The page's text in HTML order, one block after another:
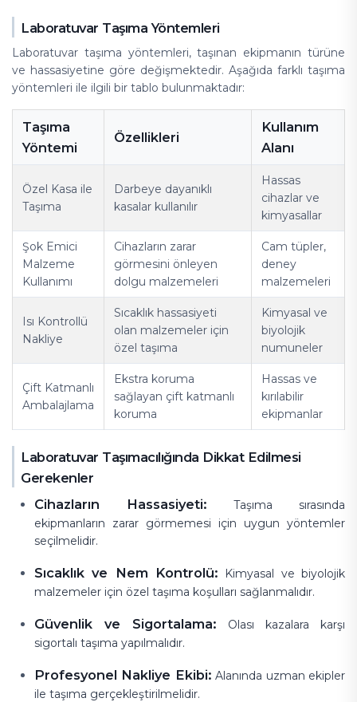
Laboratuvar Taşıma Yöntemleri
Laboratuvar taşıma yöntemleri, taşınan ekipmanın türüne
ve hassasiyetine göre değişmektedir. Aşağıda farklı taşıma
yöntemleri ile ilgili bir tablo bulunmaktadır:
Taşıma
Yöntemi
Özellikleri
Kullanım
Alanı
Özel Kasa ile
Taşıma
Darbeye dayanıklı
kasalar kullanılır
Hassas
cihazlar ve
kimyasallar
Şok Emici
Malzeme
Kullanımı
Cihazların zarar
görmesini önleyen
dolgu malzemeleri
Cam tüpler,
deney
malzemeleri
Isı Kontrollü
Nakliye
Sıcaklık hassasiyeti
olan malzemeler için
özel taşıma
Kimyasal ve
biyolojik
numuneler
Çift Katmanlı
Ambalajlama
Ekstra koruma
sağlayan çift katmanlı
koruma
Hassas ve
kırılabilir
ekipmanlar
Laboratuvar Taşımacılığında Dikkat Edilmesi
Gerekenler
Cihazların Hassasiyeti: Taşıma sırasında
ekipmanların zarar görmemesi için uygun yöntemler
seçilmelidir.
Sıcaklık ve Nem Kontrolü: Kimyasal ve biyolojik
malzemeler için özel taşıma koşulları sağlanmalıdır.
Güvenlik ve Sigortalama: Olası kazalara karşı
sigortalı taşıma yapılmalıdır.
Profesyonel Nakliye Ekibi: Alanında uzman ekipler
ile taşıma gerçekleştirilmelidir.